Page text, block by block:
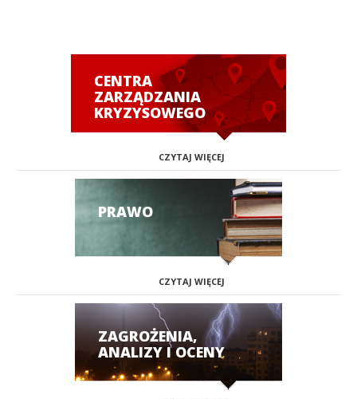
CENTRA
ZARZĄDZANIA
KRYZYSOWEGO
CZYTAJ WIĘCEJ
PRAWO
CZYTAJ WIĘCEJ
ZAGROŻENIA,
ANALIZY I OCENY